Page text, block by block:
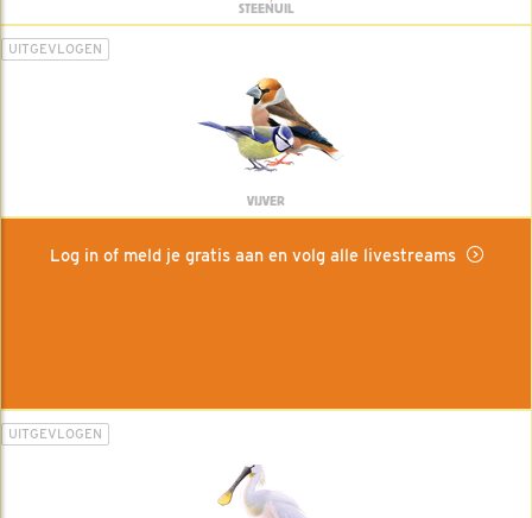
STEENUIL
UITGEVLOGEN
VIJVER
Log in of meld je gratis aan en volg alle livestreams
UITGEVLOGEN